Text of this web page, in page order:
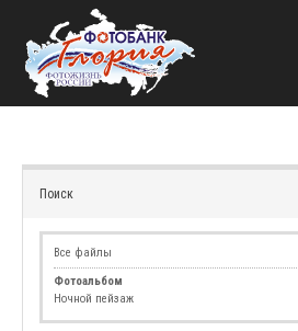
Поиск
Все файлы
Фотоальбом
Ночной пейзаж